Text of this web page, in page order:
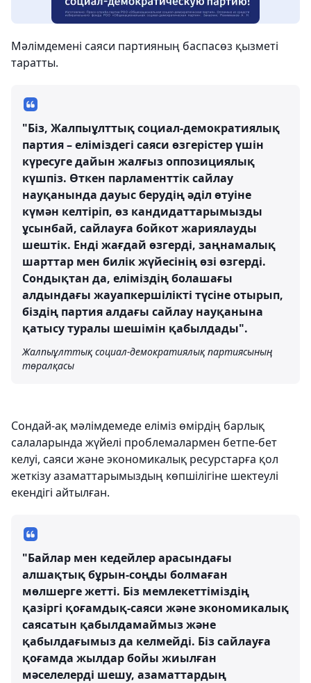
Мәлімдемені саяси партияның баспасөз қызметі
таратты.
"Біз, Жалпыұлттық социал-демократиялық
партия – еліміздегі саяси өзгерістер үшін
күресуге дайын жалғыз оппозициялық
күшпіз. Өткен парламенттік сайлау
науқанында дауыс берудің әділ өтуіне
күмән келтіріп, өз кандидаттарымызды
ұсынбай, сайлауға бойкот жариялауды
шештік. Енді жағдай өзгерді, заңнамалық
шарттар мен билік жүйесінің өзі өзгерді.
Сондықтан да, еліміздің болашағы
алдындағы жауапкершілікті түсіне отырып,
біздің партия алдағы сайлау науқанына
қатысу туралы шешімін қабылдады".
Жалпыұлттық социал-демократиялық партиясының
төралқасы
Сондай-ақ мәлімдемеде еліміз өмірдің барлық
салаларында жүйелі проблемалармен бетпе-бет
келуі, саяси және экономикалық ресурстарға қол
жеткізу азаматтарымыздың көпшілігіне шектеулі
екендігі айтылған.
"Байлар мен кедейлер арасындағы
алшақтық бұрын-соңды болмаған
мөлшерге жетті. Біз мемлекеттіміздің
қазіргі қоғамдық-саяси және экономикалық
саясатын қабылдамаймыз және
қабылдағымыз да келмейді. Біз сайлауға
қоғамда жылдар бойы жиылған
мәселелерді шешу, азаматтардың